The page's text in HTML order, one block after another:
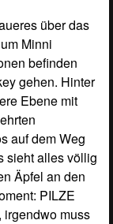
über das
Minni
befinden
gehen. Hinter
Ebene mit
auf dem Weg
sieht alles völlig
Äpfel an den
PILZE
irgendwo muss